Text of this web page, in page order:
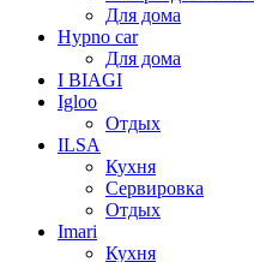
Для дома
Hypno car
Для дома
I BIAGI
Igloo
Отдых
ILSA
Кухня
Сервировка
Отдых
Imari
Кухня